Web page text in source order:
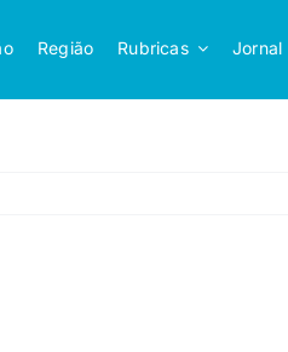
Região Rubricas Jornal